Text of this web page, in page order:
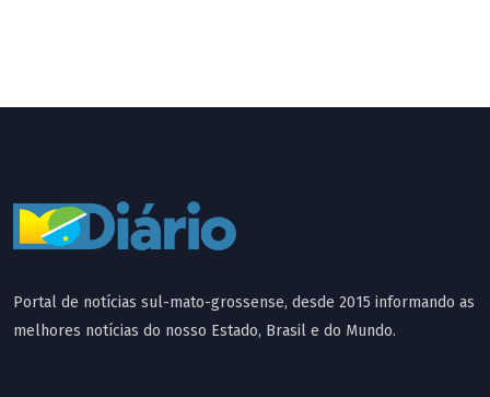
Portal de notícias sul-mato-grossense, desde 2015 informando as
melhores notícias do nosso Estado, Brasil e do Mundo.